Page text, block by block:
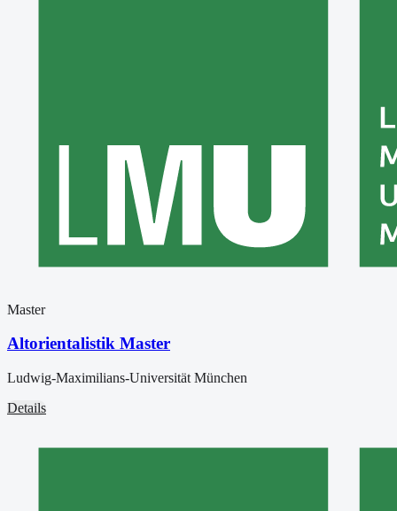
Master
Altorientalistik Master
Ludwig-Maximilians-Universität München
Details